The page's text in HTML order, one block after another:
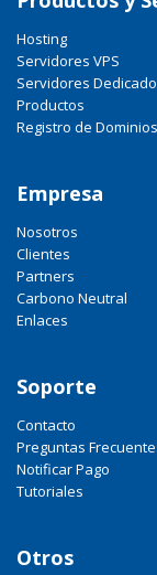
Hosting
Servidores VPS
Servidores
Productos
Registro de Dominios
Empresa
Nosotros
Clientes
Partners
Carbono Neutral
Enlaces
Soporte
Contacto
Preguntas
Notificar Pago
Tutoriales
Otros